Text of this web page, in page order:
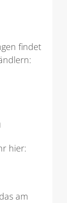
findet
hier:
am